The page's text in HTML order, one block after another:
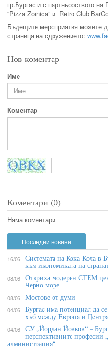
гр.Бургас и с партньорството на
“Pizza Zornica” и Retro Club
Бъдещите мероприятия можете
страница на сдружението:
Нов коментар
Име
Коментар
Коментари (0)
Няма коментари
Последни новини
16/06 Системата на Кока-Кола в
към икономиката на
08/06 Откриха модерен СТЕМ
Черно море
08/06 Мостове от думи
04/06 Бypгac имa пoтeнциaл дa
xъб мeждy Eвpoпa и
04/06 СУ „Йордан Йовков“ –
перспективните професии
администрация“